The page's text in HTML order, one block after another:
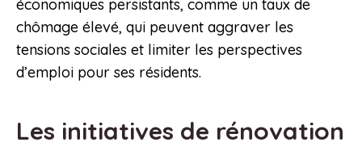
économiques persistants, comme un taux de
chômage élevé, qui peuvent aggraver les
tensions sociales et limiter les perspectives
d’emploi pour ses résidents.
Les initiatives de rénovation